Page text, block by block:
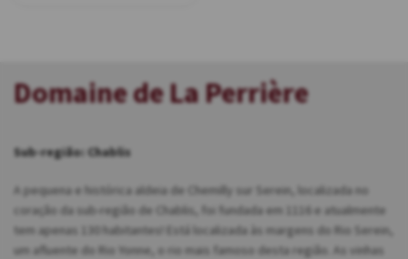
Domaine de La Perrière
Sub-região: Chablis
A pequena e histórica aldeia de Chemilly sur Serein, localizada no
coração da sub-região de Chablis, foi fundada em 1116 e atualmente
tem apenas 130 habitantes! Está localizada às margens do Rio Serein,
um afluente do Rio Yonne, o rio mais famoso desta região. As vinhas